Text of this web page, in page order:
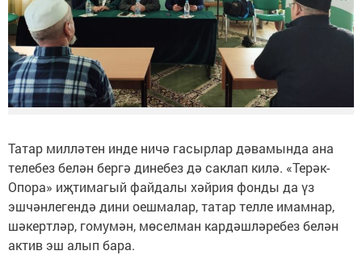
Татар милләтен инде ничә гасырлар дәвамында ана
телебез белән бергә динебез дә саклап килә. «Терәк-
Опора» иҗтимагый файдалы хәйрия фонды да үз
эшчәнлегендә дини оешмалар, татар телле имамнар,
шәкертләр, гомумән, мөселман кардәшләребез белән
актив эш алып бара.